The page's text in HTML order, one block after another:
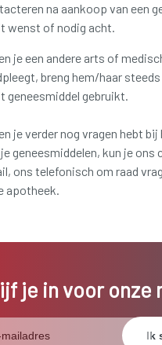
na aankoop van een
wenst of nodig acht.
je een andere arts of
breng hem/haar
geneesmiddel gebruikt.
je verder nog vragen hebt
geneesmiddelen, kun je ons
ons telefonisch om raad
apotheek.
je in voor onze